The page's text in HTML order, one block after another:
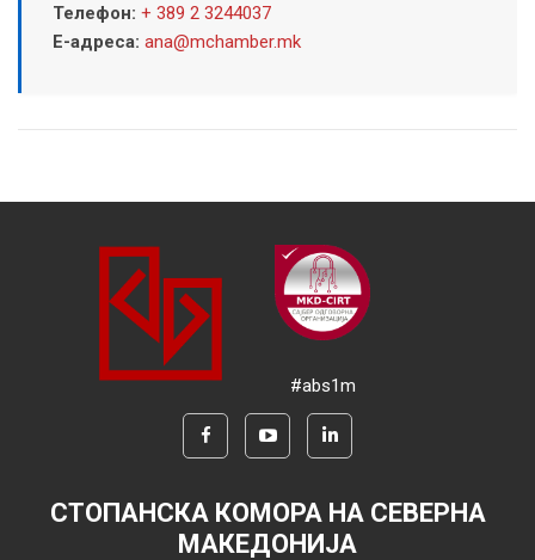
Телефон: + 389 2 3244037
Е-адреса: ana@mchamber.mk
#abs1m
СТОПАНСКА КОМОРА НА СЕВЕРНА
МАКЕДОНИЈА